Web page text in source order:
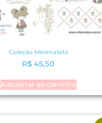
Coleção Minimalista
R$ 45,50
Adicionar ao carrinho